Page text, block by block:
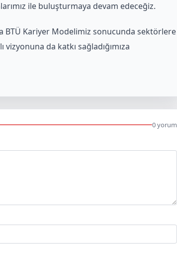
ile buluşturmaya devam edeceğiz.
BTÜ Kariyer Modelimiz sonucunda sektörlere
da katkı sağladığımıza
0 yorum